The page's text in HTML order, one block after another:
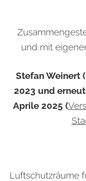
und mit
Stefan Weinert
2023 und
Aprile 2025 (
Luftschutzräume